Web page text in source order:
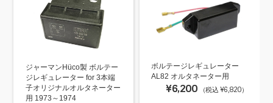
ジャーマンHüco製 ボルテー
ジレギュレーター for 3本端
子オリジナルオルタネーター
用 1973～1974
ボルテージレギュレーター
AL82 オルタネーター用
¥6,200 （税込 ¥6,820）